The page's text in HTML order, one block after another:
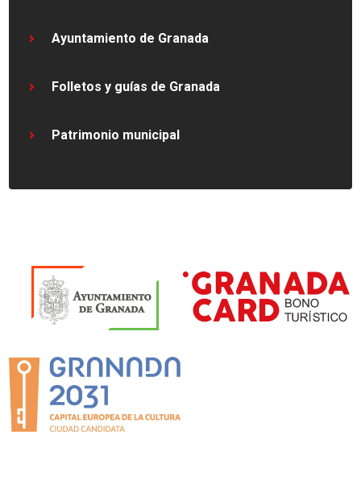
Ayuntamiento de Granada
Folletos y guías de Granada
Patrimonio municipal